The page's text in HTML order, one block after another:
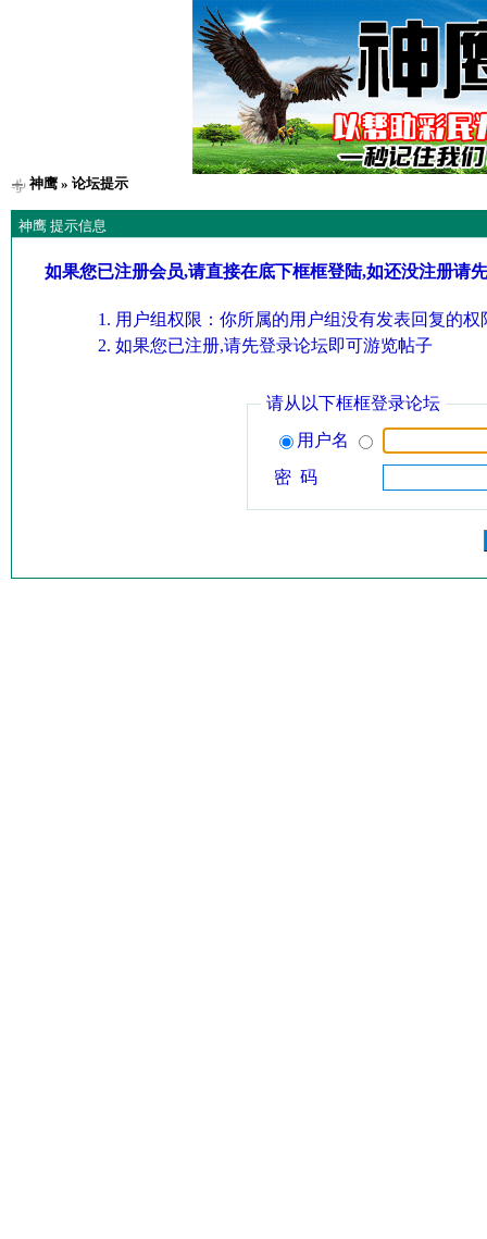
神鹰» 论坛提示
神鹰 提示信息
如果您已注册会员,请直接在底下框框登陆,如还没注册请
用户组权限：你所属的用户组没有发表回复的权
如果您已注册,请先登录论坛即可游览帖子
请从以下框框登录论坛
用户名
密 码